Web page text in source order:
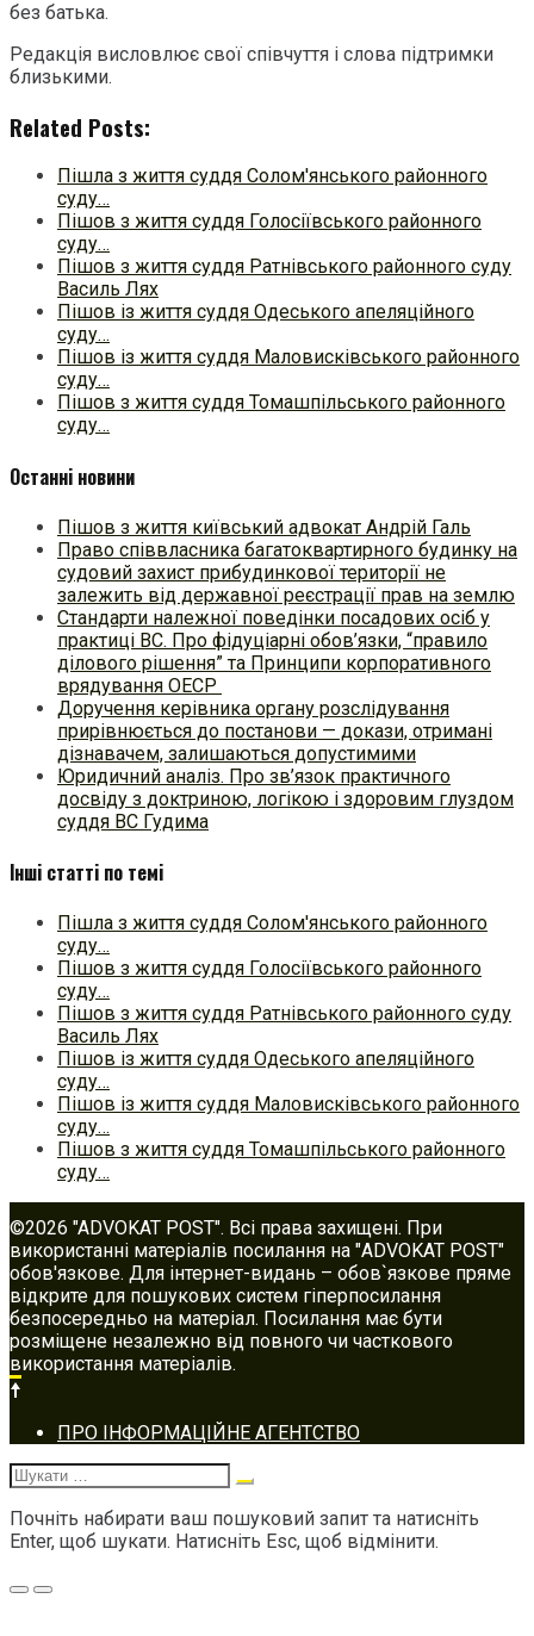
без батька.
Редакція висловлює свої співчуття і слова підтримки
близькими.
Related Posts:
Пішла з життя суддя Солом'янського районного
суду…
Пішов з життя суддя Голосіївського районного
суду…
Пішов з життя суддя Ратнівського районного суду
Василь Лях
Пішов із життя суддя Одеського апеляційного
суду…
Пішов із життя суддя Маловисківського районного
суду…
Пішов з життя суддя Томашпільського районного
суду…
Останні новини
Пішов з життя київський адвокат Андрій Галь
Право співвласника багатоквартирного будинку на
судовий захист прибудинкової території не
залежить від державної реєстрації прав на землю
Стандарти належної поведінки посадових осіб у
практиці ВC. Про фідуціарні обов’язки, “правило
ділового рішення” та Принципи корпоративного
врядування ОЕСР
Доручення керівника органу розслідування
прирівнюється до постанови — докази, отримані
дізнавачем, залишаються допустимими
Юридичний аналіз. Про зв’язок практичного
досвіду з доктриною, логікою і здоровим глуздом
суддя ВС Гудима
Інші статті по темі
Пішла з життя суддя Солом'янського районного
суду…
Пішов з життя суддя Голосіївського районного
суду…
Пішов з життя суддя Ратнівського районного суду
Василь Лях
Пішов із життя суддя Одеського апеляційного
суду…
Пішов із життя суддя Маловисківського районного
суду…
Пішов з життя суддя Томашпільського районного
суду…
©2026 "ADVOKAT POST". Всі права захищені. При
використанні матеріалів посилання на "ADVOKAT POST"
обов'язкове. Для інтернет-видань – обов`язкове пряме
відкрите для пошукових систем гіперпосилання
безпосередньо на матеріал. Посилання має бути
розміщене незалежно від повного чи часткового
використання матеріалів.
Footer
navigation
ПРО ІНФОРМАЦІЙНЕ АГЕНТСТВО
Шукати:
Почніть набирати ваш пошуковий запит та натисніть
Enter, щоб шукати. Натисніть Esc, щоб відмінити.
Меню